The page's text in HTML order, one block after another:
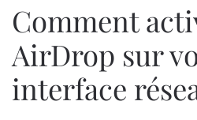
Comment
AirDrop sur
interface